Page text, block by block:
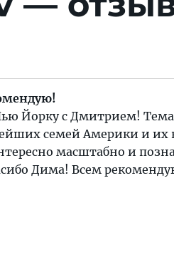
Йорку с Дмитрием! Тема
семей Америки и их
масштабно и
Дима! Всем